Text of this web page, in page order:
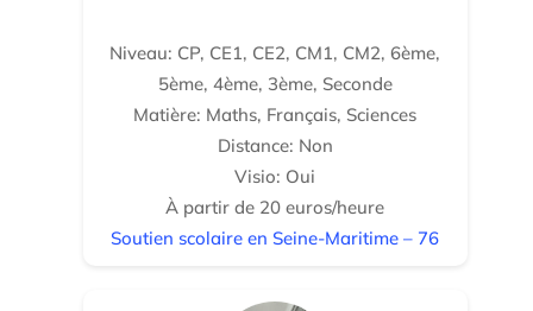
Niveau: CP, CE1, CE2, CM1, CM2, 6ème,
5ème, 4ème, 3ème, Seconde
Matière: Maths, Français, Sciences
Distance: Non
Visio: Oui
À partir de 20 euros/heure
Soutien scolaire en Seine-Maritime – 76